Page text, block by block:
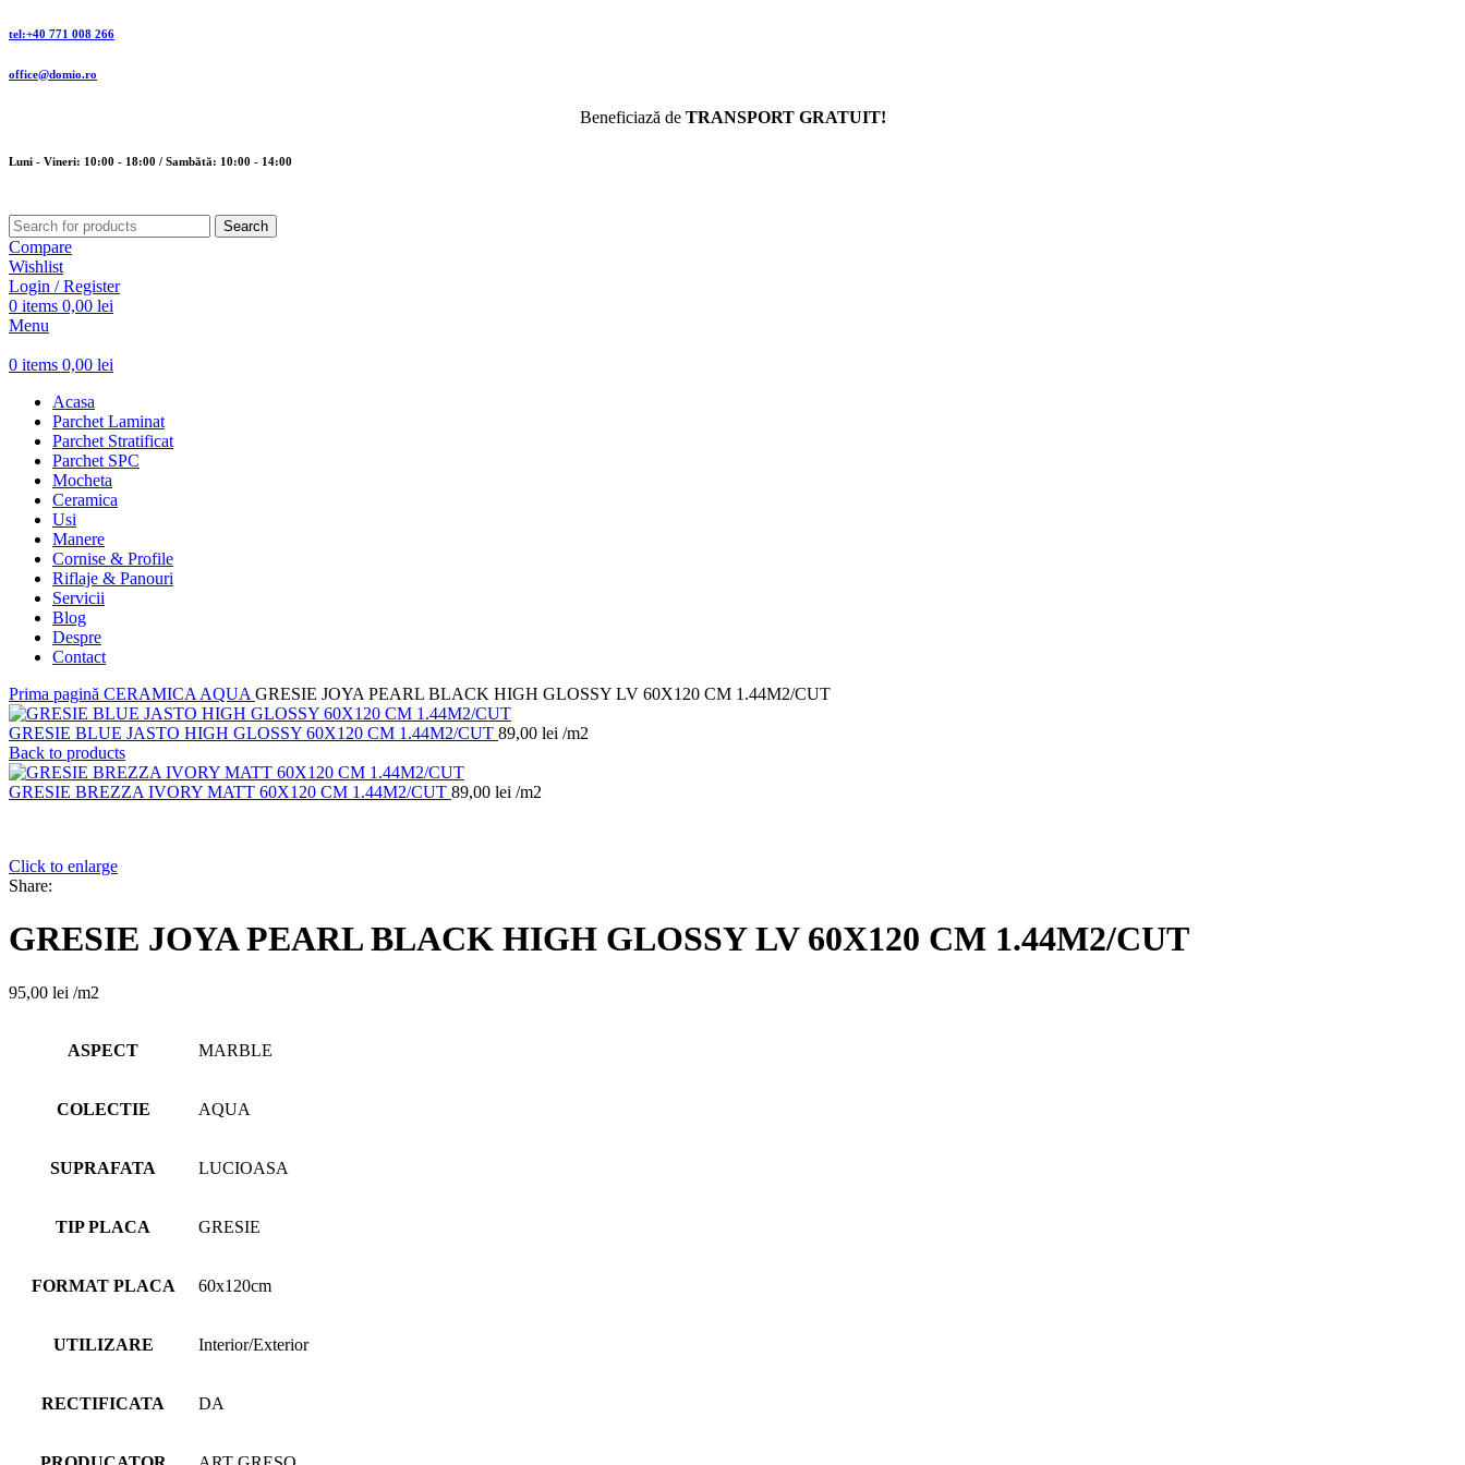
tel:+40 771 008 266
office@domio.ro
Beneficiază de TRANSPORT GRATUIT!
Luni - Vineri: 10:00 - 18:00 / Sambătă: 10:00 - 14:00
Search
Compare
Wishlist
Login / Register
0 items 0,00 lei
Menu
0 items 0,00 lei
Acasa
Parchet Laminat
Parchet Stratificat
Parchet SPC
Mocheta
Ceramica
Usi
Manere
Cornise & Profile
Riflaje & Panouri
Servicii
Blog
Despre
Contact
Prima pagină CERAMICA AQUA GRESIE JOYA PEARL BLACK HIGH GLOSSY LV 60X120 CM 1.44M2/CUT
GRESIE BLUE JASTO HIGH GLOSSY 60X120 CM 1.44M2/CUT 89,00 lei /m2
Back to products
GRESIE BREZZA IVORY MATT 60X120 CM 1.44M2/CUT 89,00 lei /m2
Click to enlarge
Share:
GRESIE JOYA PEARL BLACK HIGH GLOSSY LV 60X120 CM 1.44M2/CUT
95,00 lei /m2
ASPECT MARBLE
COLECTIE AQUA
SUPRAFATA LUCIOASA
TIP PLACA GRESIE
FORMAT PLACA 60x120cm
UTILIZARE Interior/Exterior
RECTIFICATA DA